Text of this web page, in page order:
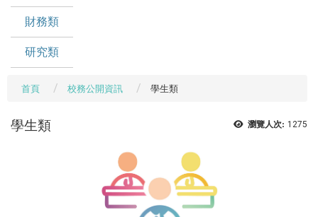
財務類
研究類
首頁 校務公開資訊 學生類
瀏覽人次: 1275
學生類